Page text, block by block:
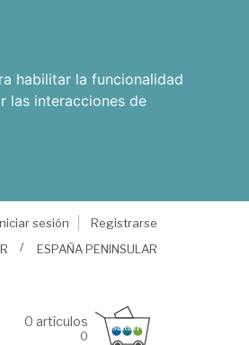
habilitar la funcionalidad
las interacciones de
sesión
Registrarse
ESPAÑA PENINSULAR
0 artículos
0